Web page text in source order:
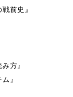
前史』
方』
』